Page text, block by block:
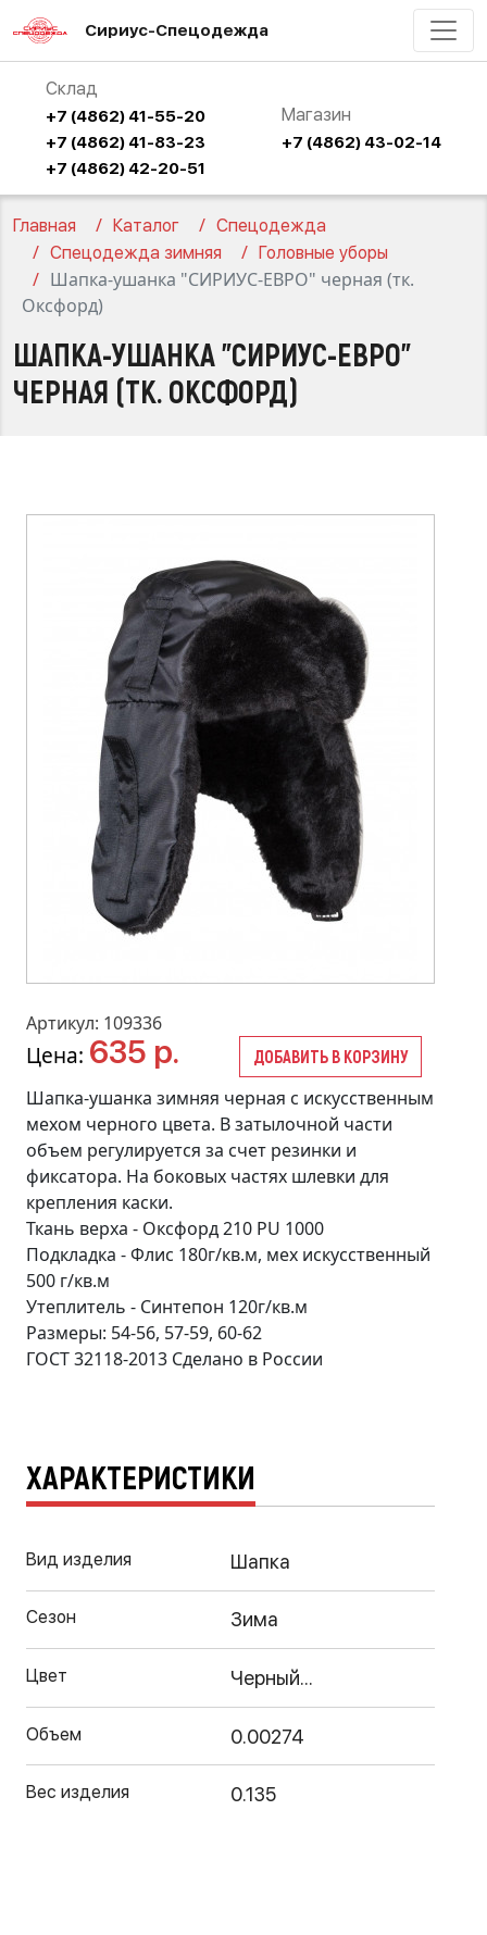
Сириус-Спецодежда
Склад
+7 (4862) 41-55-20
+7 (4862) 41-83-23
+7 (4862) 42-20-51
Магазин
+7 (4862) 43-02-14
Главная Каталог
Спецодежда
Спецодежда зимняя
Головные уборы
Шапка-ушанка "СИРИУС-ЕВРО" черная (тк.
Оксфорд)
ШАПКА-УШАНКА "СИРИУС-ЕВРО"
ЧЕРНАЯ (ТК. ОКСФОРД)
Артикул: 109336
Цена: 635 р. ДОБАВИТЬ В КОРЗИНУ
Шапка-ушанка зимняя черная с искусственным
мехом черного цвета. В затылочной части
объем регулируется за счет резинки и
фиксатора. На боковых частях шлевки для
крепления каски.
Ткань верха - Оксфорд 210 PU 1000
Подкладка - Флис 180г/кв.м, мех искусственный
500 г/кв.м
Утеплитель - Синтепон 120г/кв.м
Размеры: 54-56, 57-59, 60-62
ГОСТ 32118-2013 Сделано в России
ХАРАКТЕРИСТИКИ
Вид изделия Шапка
Сезон Зима
Цвет Черный...
Объем 0.00274
Вес изделия 0.135